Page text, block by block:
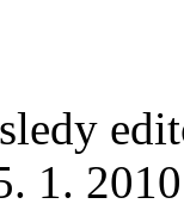
1.